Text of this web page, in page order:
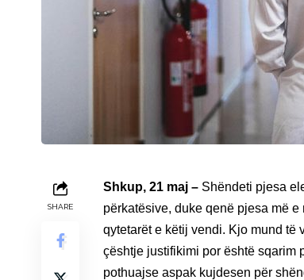
SHARE
Shkup, 21 maj – Shëndeti pjesa
përkatësive, duke qenë pjesa më
qytetarët e këtij vendi. Kjo mund të
çështje justifikimi por është sqarim
pothuajse aspak kujdesen për